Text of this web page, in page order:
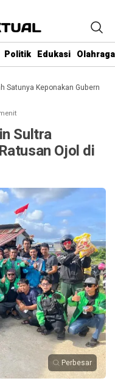
Politik Edukasi Olahraga
Keponakan Gubernur
Sultra
Ojol di
Perbesar